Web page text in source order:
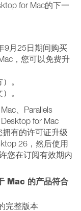
for Mac的下一
9月25日期间购买
，您可以免费升
。
。
、Parallels
for Mac
拥有的许可证升级
26，然后使用
您在订阅有效期内
Mac 的产品符合
完整版本